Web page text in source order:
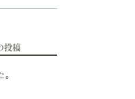
投稿
。